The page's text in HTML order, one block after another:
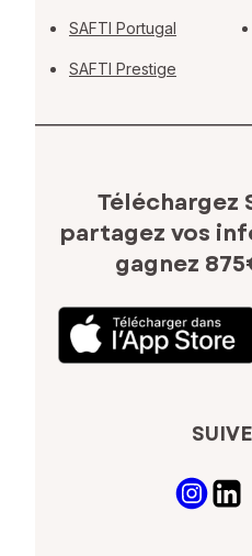
SAFTI Portugal
SAFTI Prestige
Téléchargez
partagez vos
gagnez